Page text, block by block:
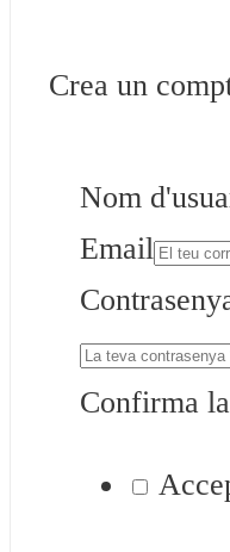
Crea un
Nom
Email
Confirma